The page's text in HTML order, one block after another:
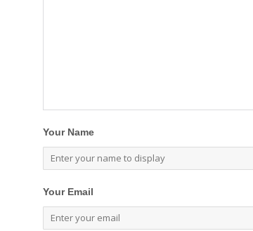
Your Name
Your Email